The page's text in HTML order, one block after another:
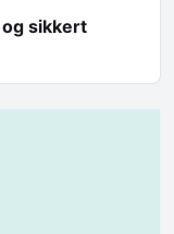
sikkert